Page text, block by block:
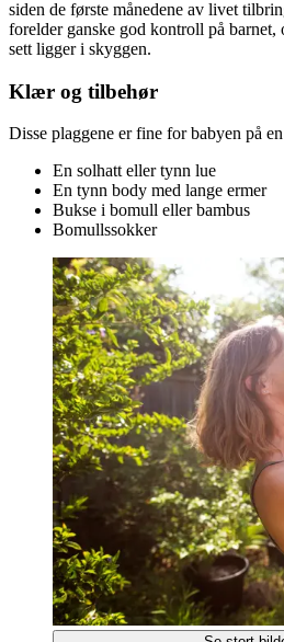
siden de første månedene av livet
forelder ganske god kontroll på barnet,
sett ligger i skyggen.
Klær og tilbehør
Disse plaggene er fine for babyen på
En solhatt eller tynn lue
En tynn body med lange ermer
Bukse i bomull eller bambus
Bomullssokker